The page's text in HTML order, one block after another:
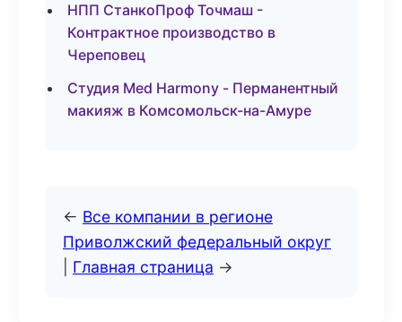
НПП СтанкоПроф Точмаш -
Контрактное производство в
Череповец
Студия Med Harmony - Перманентный
макияж в Комсомольск-на-Амуре
← Все компании в регионе
Приволжский федеральный округ
Главная страница →